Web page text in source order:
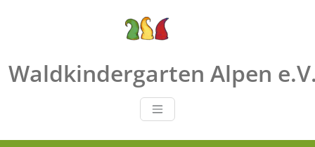
Waldkindergarten Alpen